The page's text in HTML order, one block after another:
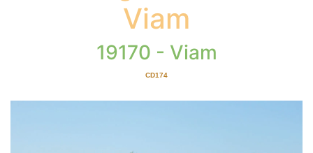
Viam
19170 - Viam
CD174